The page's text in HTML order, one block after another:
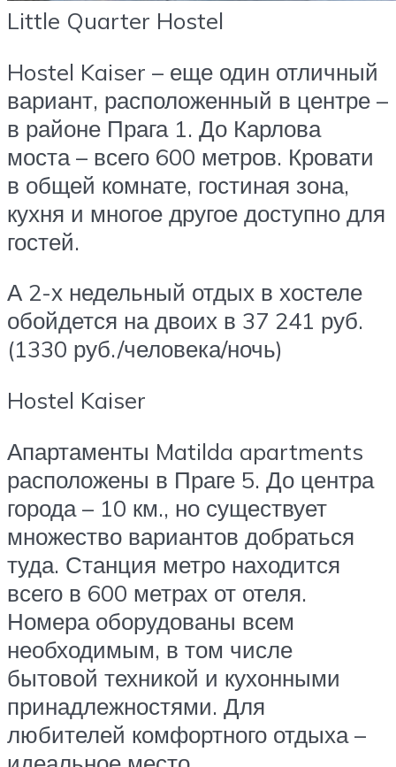
Little Quarter Hostel
Hostel Kaiser – еще один отличный
вариант, расположенный в центре –
в районе Прага 1. До Карлова
моста – всего 600 метров. Кровати
в общей комнате, гостиная зона,
кухня и многое другое доступно для
гостей.
А 2-х недельный отдых в хостеле
обойдется на двоих в 37 241 руб.
(1330 руб./человека/ночь)
Hostel Kaiser
Апартаменты Matilda apartments
расположены в Праге 5. До центра
города – 10 км., но существует
множество вариантов добраться
туда. Станция метро находится
всего в 600 метрах от отеля.
Номера оборудованы всем
необходимым, в том числе
бытовой техникой и кухонными
принадлежностями. Для
любителей комфортного отдыха –